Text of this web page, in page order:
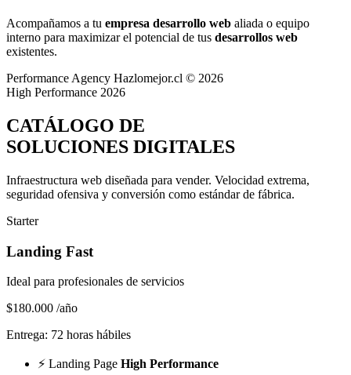
Acompañamos a tu empresa desarrollo web aliada o equipo
interno para maximizar el potencial de tus desarrollos web
existentes.
Performance Agency Hazlomejor.cl © 2026
High Performance 2026
CATÁLOGO DE
SOLUCIONES DIGITALES
Infraestructura web diseñada para vender. Velocidad extrema,
seguridad ofensiva y conversión como estándar de fábrica.
Starter
Landing Fast
Ideal para profesionales de servicios
$180.000 /año
Entrega: 72 horas hábiles
⚡ Landing Page High Performance